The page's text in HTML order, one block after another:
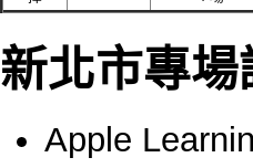
新北市專
Apple